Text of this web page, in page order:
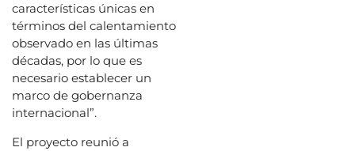
características únicas en
términos del calentamiento
observado en las últimas
décadas, por lo que es
necesario establecer un
marco de gobernanza
internacional”.
El proyecto reunió a